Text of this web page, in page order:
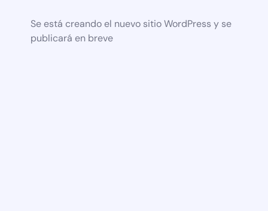
Se está creando el nuevo sitio WordPress y se
publicará en breve